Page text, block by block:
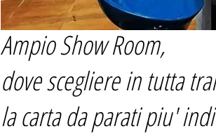
Ampio Show Room,
dove scegliere in tutta
la carta da parati piu'